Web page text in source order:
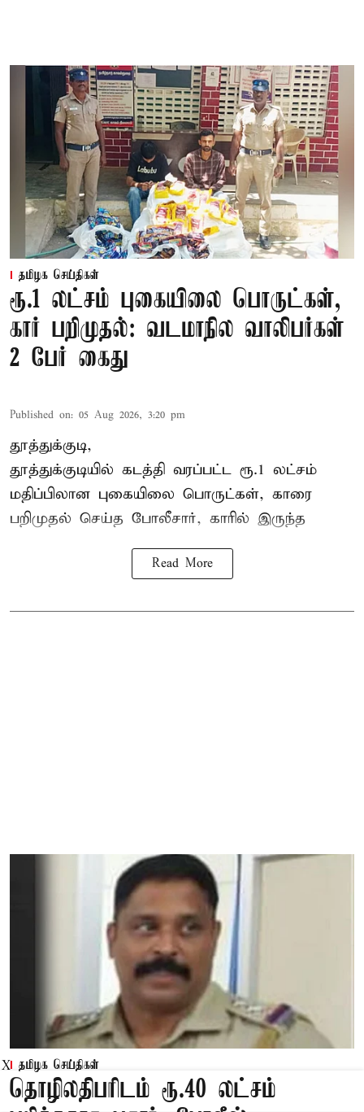
தமிழக செய்திகள்
ரூ.1 லட்சம் புகையிலை பொருட்கள்,
கார் பறிமுதல்: வடமாநில வாலிபர்கள்
2 பேர் கைது
Published on: 05 Aug 2026, 3:20 pm
தூத்துக்குடி,
தூத்துக்குடியில் கடத்தி வரப்பட்ட ரூ.1 லட்சம்
மதிப்பிலான புகையிலை பொருட்கள், காரை
பறிமுதல் செய்த போலீசார், காரில் இருந்த
Read More
தமிழக செய்திகள்
தொழிலதிபரிடம் ரூ.40 லட்சம்
X